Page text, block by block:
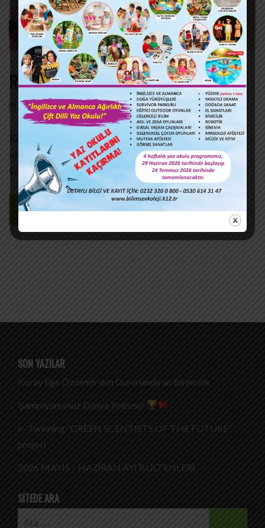
Rüzgar Enerjisi
28 Haz,2022 bilimsevkoleji Yorum bırakın
Rüzgar enerjisinden elektrik üretmek için ilk aşama
olan türbin inşaatımızı Bilimsevli Mucitler ile
yapıyoruz…
DEVAMINI OKU
SON YAZILAR
Koray Ege Özdemir’den Gururlandıran Birincilik
Şampiyonumuz Dünya Yolcusu!
e- Twinning “GREEN SCENTISTS OF THE FUTURE”
projesi
2026 MAYIS – HAZİRAN AYI BÜLTENLERİ
SITEDE ARA